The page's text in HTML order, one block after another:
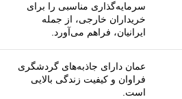
سرمایه‌گذاری مناسبی را برای
خریداران خارجی، از جمله
ایرانیان، فراهم می‌آورد.
عمان دارای جاذبه‌های گردشگری
فراوان و کیفیت زندگی بالایی
است.